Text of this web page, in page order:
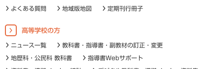
よくある質問 地域版地図 定期刊行冊子
高等学校の方
ニュース一覧 教科書・指導書・副教材の訂正・変更
地歴科・公民科 教科書 指導書Webサポート